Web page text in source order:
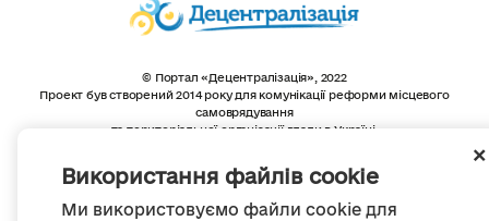
Використання файлів cookie
Ми використовуємо файли cookie для
© Портал «Децентралізація», 2022
Проект був створений 2014 року для комунікації реформи місцевого
самоврядування
та територіальної організації влади в Україні.
Весь контент доступний за ліцензією
Creative Commons Attribution 4.0 International license,
якщо не зазначено інше